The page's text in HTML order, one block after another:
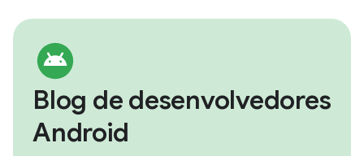
Blog de desenvolvedores
Android